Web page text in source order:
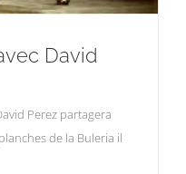
David
Perez partagera
de la Buleria il